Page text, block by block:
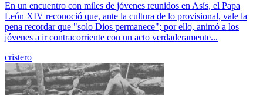
En un encuentro con miles de jóvenes reunidos en Asís, el Papa
León XIV reconoció que, ante la cultura de lo provisional, vale la
pena recordar que "solo Dios permanece"; por ello, animó a los
jóvenes a ir contracorriente con un acto verdaderamente...
cristero